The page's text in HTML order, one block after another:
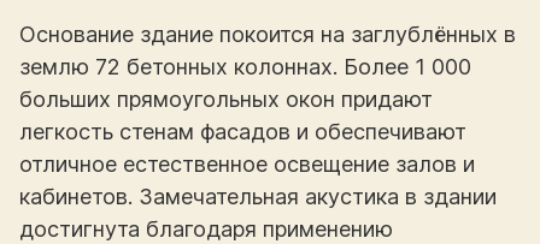
Основание здание покоится на заглублённых в
землю 72 бетонных колоннах. Более 1 000
больших прямоугольных окон придают
легкость стенам фасадов и обеспечивают
отличное естественное освещение залов и
кабинетов. Замечательная акустика в здании
достигнута благодаря применению